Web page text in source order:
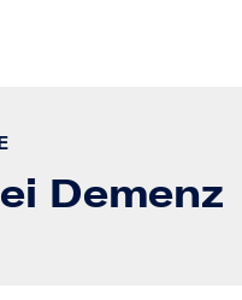
Demenz